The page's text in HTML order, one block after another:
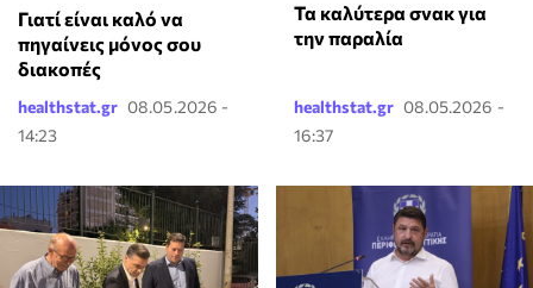
Γιατί είναι καλό να
πηγαίνεις μόνος σου
διακοπές
healthstat.gr 08.05.2026 -
14:23
Τα καλύτερα σνακ για
την παραλία
healthstat.gr 08.05.2026 -
16:37